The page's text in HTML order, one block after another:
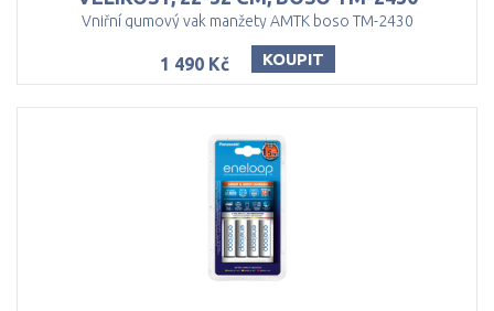
Vniřní gumový vak manžety AMTK boso TM-2430
1 490 Kč KOUPIT